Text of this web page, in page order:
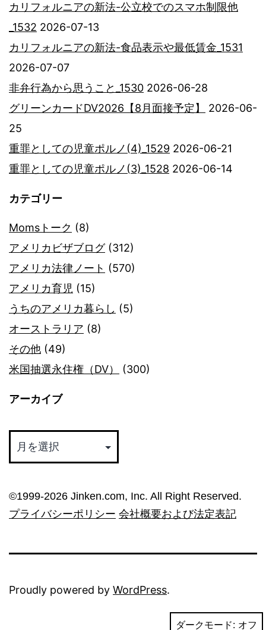
カリフォルニアの新法-公立校でのスマホ制限他
_1532 2026-07-13
カリフォルニアの新法-食品表示や最低賃金_1531
2026-07-07
非弁行為から思うこと_1530 2026-06-28
グリーンカードDV2026【8月面接予定】
2026-06-
25
重罪としての児童ポルノ(4)_1529 2026-06-21
重罪としての児童ポルノ(3)_1528 2026-06-14
カテゴリー
Momsトーク (8)
アメリカビザブログ(312)
アメリカ法律ノート (570)
アメリカ育児 (15)
うちのアメリカ暮らし (5)
オーストラリア (8)
その他 (49)
米国抽選永住権（DV）
(300)
アーカイブ
カ
ブ
©︎1999-2026 Jinken.com, Inc. All Right Reserved.
プライバシーポリシー 会社概要および法定表記
Proudly powered by WordPress.
ダークモード: